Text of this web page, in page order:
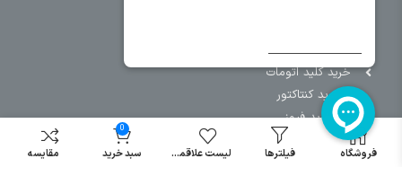
خرید کلید اتومات
خرید کنتاکتور
خرید فیوز
مینیاتوری
خرید میکرو
فروشگاه فیلترها لیست علاقمندی
0
سبد خرید مقایسه